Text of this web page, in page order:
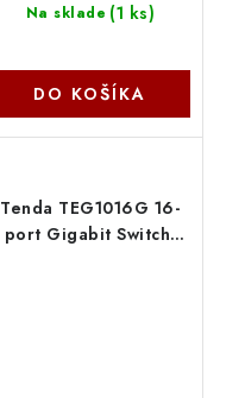
Na sklade (1 ks)
DO KOŠÍKA
Tenda TEG1016G 16-
port Gigabit Switch,